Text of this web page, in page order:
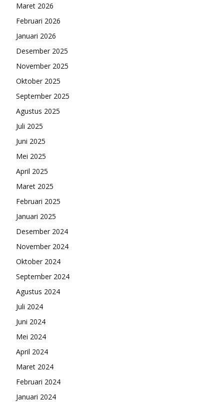
Maret 2026
Februari 2026
Januari 2026
Desember 2025
November 2025
Oktober 2025
September 2025
Agustus 2025
Juli 2025
Juni 2025
Mei 2025
April 2025
Maret 2025
Februari 2025
Januari 2025
Desember 2024
November 2024
Oktober 2024
September 2024
Agustus 2024
Juli 2024
Juni 2024
Mei 2024
April 2024
Maret 2024
Februari 2024
Januari 2024